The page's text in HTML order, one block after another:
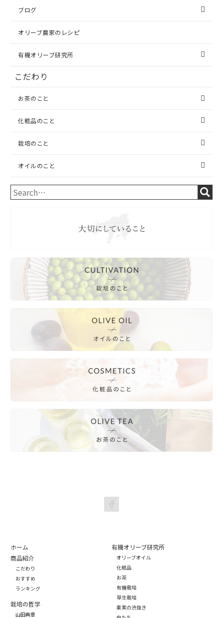
ブログ
オリーブ農家のレシピ
有機オリーブ研究所
こだわり
お茶のこと
化粧品のこと
栽培のこと
オイルのこと
ホーム
商品紹介
こだわり
おすすめ
ランキング
栽培の哲学
山田典章
有機オリーブ研究所
オリーブオイル
化粧品
お茶
有機栽培
草生栽培
果実の渋抜き